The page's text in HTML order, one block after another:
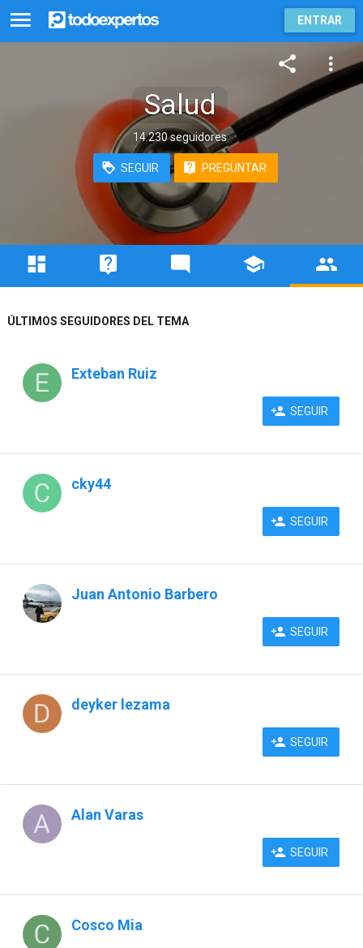
ENTRAR
Salud
14.230 seguidores
SEGUIR PREGUNTAR
ÚLTIMOS SEGUIDORES DEL TEMA
Exteban Ruiz
SEGUIR
cky44
SEGUIR
Juan Antonio Barbero
SEGUIR
deyker lezama
SEGUIR
Alan Varas
SEGUIR
Cosco Mia